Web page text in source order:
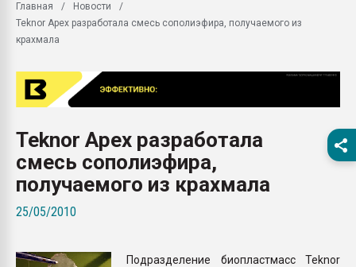
первый план в
28.07.2026
ситуацией на
Всё, что касается
Главная
Новости
Teknor Apex разработала смесь сополиэфира, получаемого из
крахмала
Teknor Apex разработала
смесь сополиэфира,
получаемого из крахмала
25/05/2010
Подразделение биопластмасс Teknor